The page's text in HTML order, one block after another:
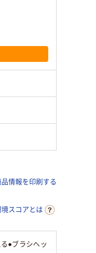
品情報を印刷する
スコアとは
●ブラシヘッ